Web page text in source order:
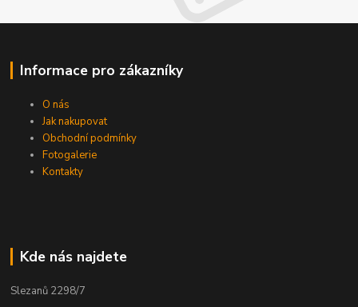
Informace pro zákazníky
O nás
Jak nakupovat
Obchodní podmínky
Fotogalerie
Kontakty
Kde nás najdete
Slezanů 2298/7